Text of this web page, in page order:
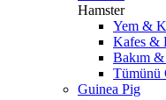
Hamster
Yem &
Kafes &
Bakım
Tümünü
Guinea Pig